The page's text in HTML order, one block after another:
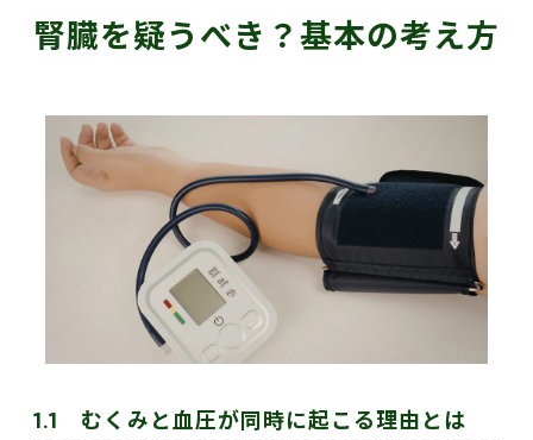
腎臓を疑うべき？基本の考え方
1.1 むくみと血圧が同時に起こる理由とは